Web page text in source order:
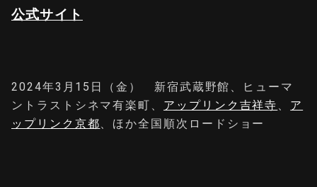
公式サイト
2024年3月15日（金） 新宿武蔵野館、ヒューマ
ントラストシネマ有楽町、 アップリンク吉祥寺 、 ア
ップリンク京都、ほか全国順次ロードショー